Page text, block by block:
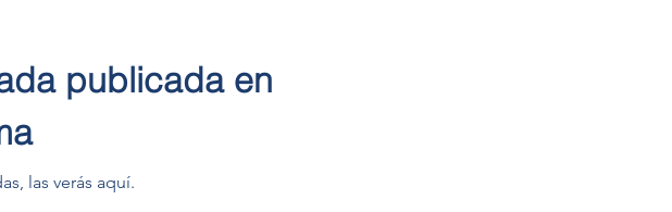
publicada en
las verás aquí.